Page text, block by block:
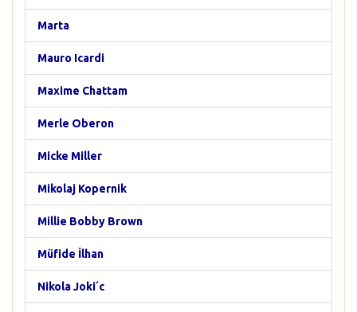
Marta
Mauro Icardi
Maxime Chattam
Merle Oberon
Micke Miller
Mikolaj Kopernik
Millie Bobby Brown
Müfide İlhan
Nikola Joki´c